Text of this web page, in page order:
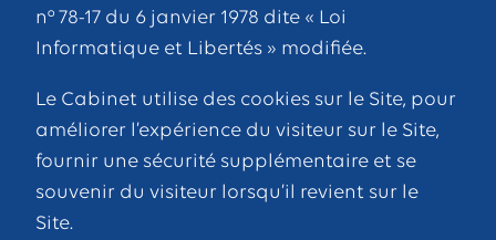
n° 78-17 du 6 janvier 1978 dite « Loi
Informatique et Libertés » modifiée.
Le Cabinet utilise des cookies sur le Site, pour
améliorer l’expérience du visiteur sur le Site,
fournir une sécurité supplémentaire et se
souvenir du visiteur lorsqu’il revient sur le
Site.